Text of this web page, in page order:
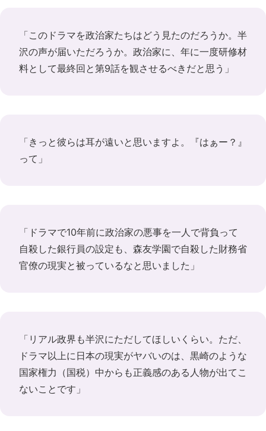
「このドラマを政治家たちはどう見たのだろうか。半
沢の声が届いただろうか。政治家に、年に一度研修材
料として最終回と第9話を観させるべきだと思う」
「きっと彼らは耳が遠いと思いますよ。『はぁー？』
って」
「ドラマで10年前に政治家の悪事を一人で背負って
自殺した銀行員の設定も、森友学園で自殺した財務省
官僚の現実と被っているなと思いました」
「リアル政界も半沢にただしてほしいくらい。ただ、
ドラマ以上に日本の現実がヤバいのは、黒崎のような
国家権力（国税）中からも正義感のある人物が出てこ
ないことです」